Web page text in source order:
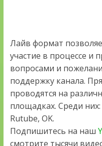
Лайв формат
участие в процессе и
вопросами и
поддержку канала.
проводятся на
площадках. Среди
Rutube, OK.
Подпишитесь на наш
смотрите тысячи